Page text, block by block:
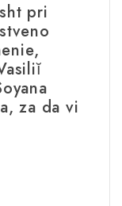
pri
za da vi